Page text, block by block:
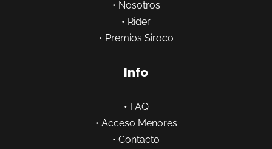
• Nosotros
• Rider
• Premios Siroco
Info
• FAQ
• Acceso Menores
• Contacto